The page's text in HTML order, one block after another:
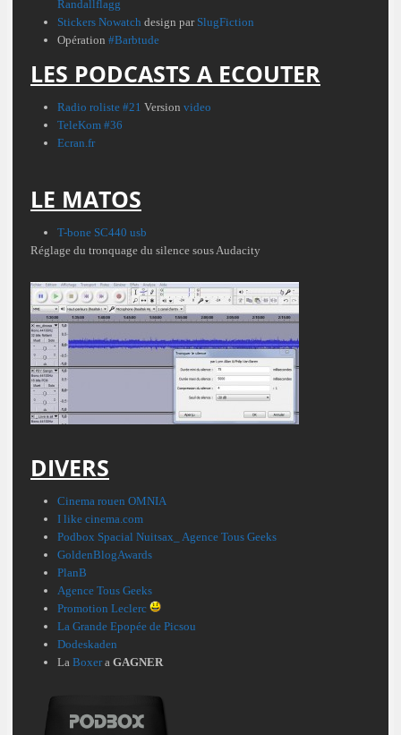
Randallflagg
Stickers Nowatch design par SlugFiction
Opération #Barbtude
LES PODCASTS A ECOUTER
Radio roliste #21 Version video
TeleKom #36
Ecran.fr
LE MATOS
T-bone SC440 usb
Réglage du tronquage du silence sous Audacity
DIVERS
Cinema rouen OMNIA
I like cinema.com
Podbox Spacial Nuitsax_ Agence Tous Geeks
GoldenBlogAwards
PlanB
Agence Tous Geeks
Promotion Leclerc
La Grande Epopée de Picsou
Dodeskaden
La Boxera GAGNER